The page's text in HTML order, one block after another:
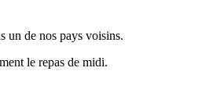
un de nos pays voisins.
le repas de midi.